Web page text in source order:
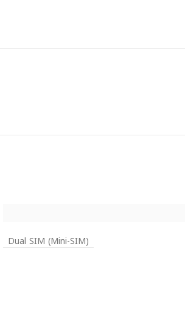
Dual SIM (Mini-SIM)